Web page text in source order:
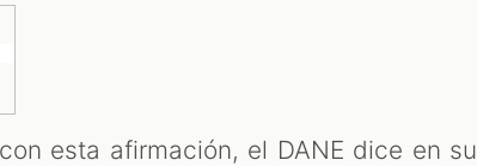
esta afirmación, el DANE dice en su